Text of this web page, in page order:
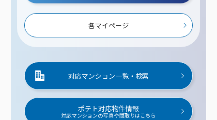
各マイページ
対応マンション一覧・検索
ポテト対応物件情報
対応マンションの写真や間取りはこちら